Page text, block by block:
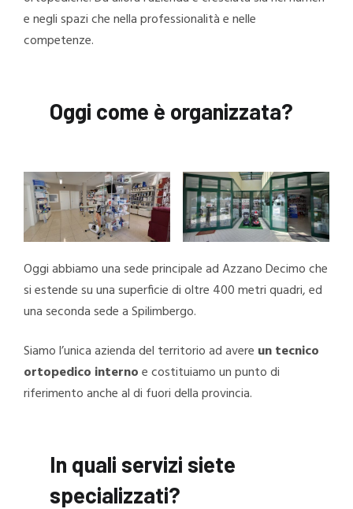
e negli spazi che nella professionalità e nelle
competenze.
Oggi come è organizzata?
Oggi abbiamo una sede principale ad Azzano Decimo che
si estende su una superficie di oltre 400 metri quadri, ed
una seconda sede a Spilimbergo.
Siamo l’unica azienda del territorio ad avere un tecnico
ortopedico internoe costituiamo un punto di
riferimento anche al di fuori della provincia.
In quali servizi siete
specializzati?